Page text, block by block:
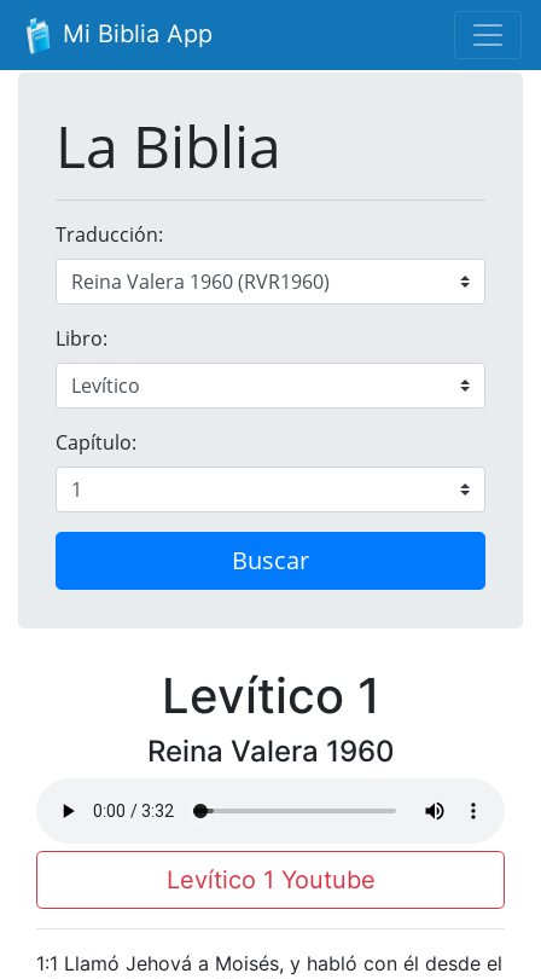
Mi Biblia App
La Biblia
Traducción:
Libro:
Capítulo:
Buscar
Levítico 1
Reina Valera 1960
Levítico 1 Youtube
1:1 Llamó Jehová a Moisés, y habló con él desde el